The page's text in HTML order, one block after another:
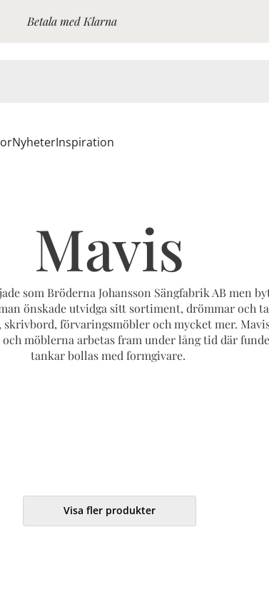
Betala med Klarna
NyheterInspiration
Mavis
som Bröderna Johansson Sängfabrik AB men
önskade utvidga sitt sortiment, drömmar och
förvaringsmöbler och mycket mer.
och möblerna arbetas fram under lång tid där
tankar bollas med formgivare.
Visa fler produkter